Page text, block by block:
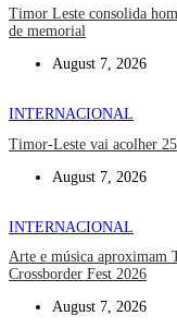
Timor Leste consolida
de memorial
August 7, 2026
INTERNACIONAL
Timor-Leste vai acolher
August 7, 2026
INTERNACIONAL
Arte e música aproximam
Crossborder Fest 2026
August 7, 2026